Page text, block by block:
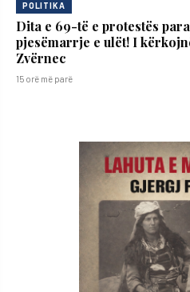
POLITIKA
Dita e 69-të e protestës
pjesëmarrje e ulët! I
Zvërnec
15 orë më parë